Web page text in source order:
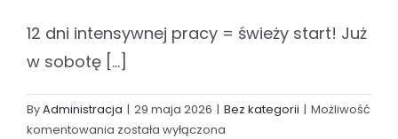
12 dni intensywnej pracy = świeży start! Już
w sobotę [...]
ByAdministracja | 29 maja 2026 | Bez kategorii | Możliwość
komentowania Koniec
została wyłączona